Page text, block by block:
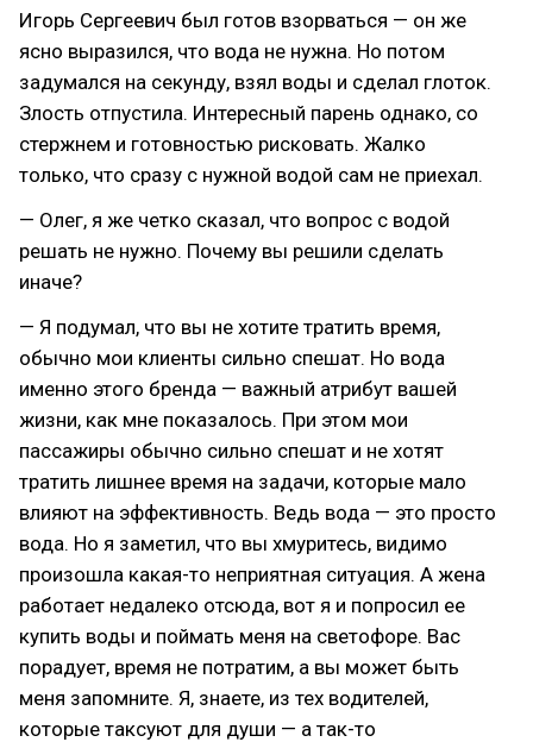
Игорь Сергеевич был готов взорваться — он же
ясно выразился, что вода не нужна. Но потом
задумался на секунду, взял воды и сделал глоток.
Злость отпустила. Интересный парень однако, со
стержнем и готовностью рисковать. Жалко
только, что сразу с нужной водой сам не приехал.
— Олег, я же четко сказал, что вопрос с водой
решать не нужно. Почему вы решили сделать
иначе?
— Я подумал, что вы не хотите тратить время,
обычно мои клиенты сильно спешат. Но вода
именно этого бренда — важный атрибут вашей
жизни, как мне показалось. При этом мои
пассажиры обычно сильно спешат и не хотят
тратить лишнее время на задачи, которые мало
влияют на эффективность. Ведь вода — это просто
вода. Но я заметил, что вы хмуритесь, видимо
произошла какая-то неприятная ситуация. А жена
работает недалеко отсюда, вот я и попросил ее
купить воды и поймать меня на светофоре. Вас
порадует, время не потратим, а вы может быть
меня запомните. Я, знаете, из тех водителей,
которые таксуют для души — а так-то